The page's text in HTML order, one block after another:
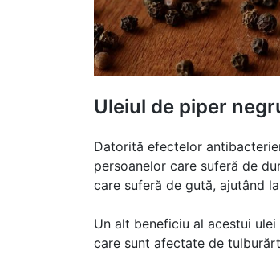
Uleiul de piper
Datorită efectelor
persoanelor care suferă de
care suferă de gută, ajutând
Un alt beneficiu al acestui
care sunt afectate de